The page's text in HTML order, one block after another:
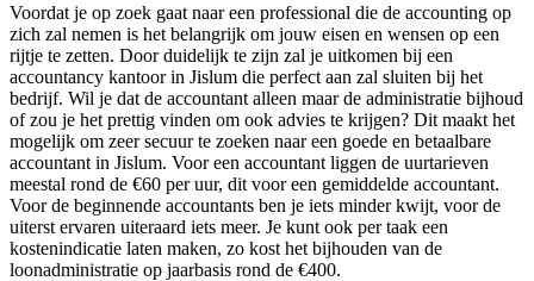
Voordat je op zoek gaat naar een professional die de accounting op
zich zal nemen is het belangrijk om jouw eisen en wensen op een
rijtje te zetten. Door duidelijk te zijn zal je uitkomen bij een
accountancy kantoor in Jislum die perfect aan zal sluiten bij het
bedrijf. Wil je dat de accountant alleen maar de administratie bijhoud
of zou je het prettig vinden om ook advies te krijgen? Dit maakt het
mogelijk om zeer secuur te zoeken naar een goede en betaalbare
accountant in Jislum. Voor een accountant liggen de uurtarieven
meestal rond de €60 per uur, dit voor een gemiddelde accountant.
Voor de beginnende accountants ben je iets minder kwijt, voor de
uiterst ervaren uiteraard iets meer. Je kunt ook per taak een
kostenindicatie laten maken, zo kost het bijhouden van de
loonadministratie op jaarbasis rond de €400.